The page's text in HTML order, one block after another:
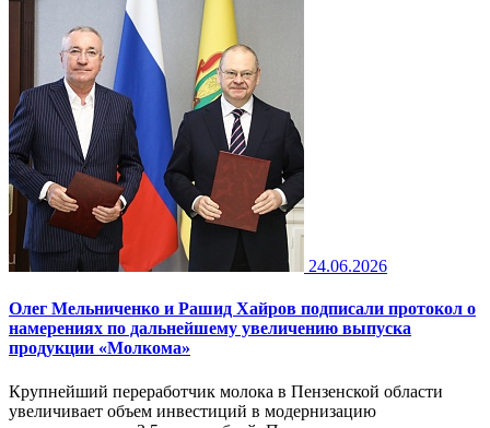
24.06.2026
Олег Мельниченко и Рашид Хайров подписали протокол о
намерениях по дальнейшему увеличению выпуска
продукции «Молкома»
Крупнейший переработчик молока в Пензенской области
увеличивает объем инвестиций в модернизацию